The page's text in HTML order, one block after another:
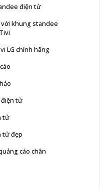
điện tử
khung standee
LG chính hãng
tử
tử
tử đẹp
cáo chân